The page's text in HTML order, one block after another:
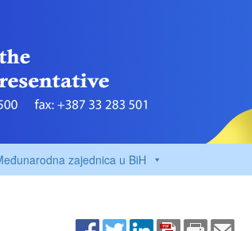
zajednica u BiH